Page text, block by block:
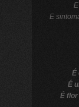
E
É
É
É flor